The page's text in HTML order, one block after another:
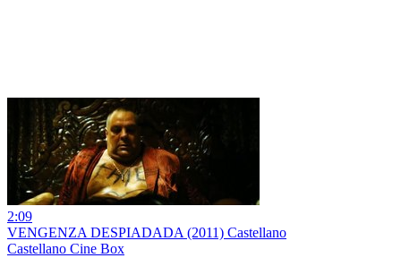
2:09
VENGENZA DESPIADADA (2011) Castellano
Castellano Cine Box